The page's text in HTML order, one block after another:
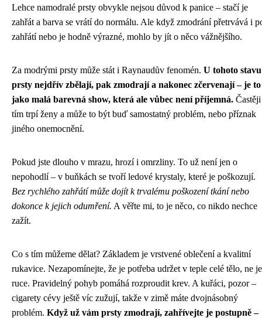
Lehce namodralé prsty obvykle nejsou důvod k panice – stačí je
zahřát a barva se vrátí do normálu. Ale když zmodrání přetrvává i
zahřátí nebo je hodně výrazné, mohlo by jít o něco vážnějšího.
Za modrými prsty může stát i Raynaudův fenomén. U tohoto stavu
prsty nejdřív zbělají, pak zmodrají a nakonec zčervenají – je to
jako malá barevná show, která ale vůbec není příjemná. Častěji
tím trpí ženy a může to být buď samostatný problém, nebo příznak
jiného onemocnění.
Pokud jste dlouho v mrazu, hrozí i omrzliny. To už není jen o
nepohodlí – v buňkách se tvoří ledové krystaly, které je poškozují.
Bez rychlého zahřátí může dojít k trvalému poškození tkání nebo
dokonce k jejich odumření. A věřte mi, to je něco, co nikdo nechce
zažít.
Co s tím můžeme dělat? Základem je vrstvené oblečení a kvalitní
rukavice. Nezapomínejte, že je potřeba udržet v teple celé tělo, ne
ruce. Pravidelný pohyb pomáhá rozproudit krev. A kuřáci, pozor –
cigarety cévy ještě víc zužují, takže v zimě máte dvojnásobný
problém. Když už vám prsty zmodrají, zahřívejte je postupně –